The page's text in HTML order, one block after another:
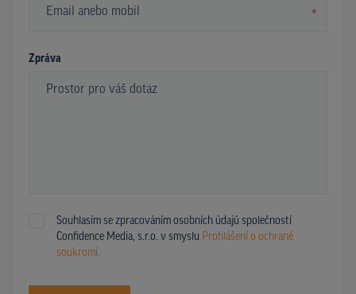
*
Zpráva
Souhlasím se zpracováním osobních údajů společností
Confidence Media, s.r.o. v smyslu Prohlášení o ochraně
soukromí.